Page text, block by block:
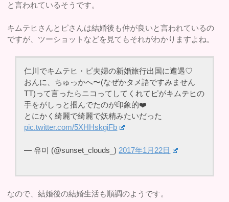
と言われているそうです。
キムテヒさんとピさんは結婚後も仲が良いと言われているの
ですが、ツーショットなどを見てもそれがわかりますよね。
仁川でキムテヒ・ピ夫婦の新婚旅行出国に遭遇♡
おんに、ちゅっかへ〜(なぜかタメ語ですみません
TT)って言ったらニコってしてくれてピがキムテヒの
手をがしっと掴んでたのが印象的❤️
とにかく綺麗で綺麗で妖精みたいだった
pic.twitter.com/5XHHskgiFb
— 유미 (@sunset_clouds_) 2017年1月22日
なので、結婚後の結婚生活も順調のようです。